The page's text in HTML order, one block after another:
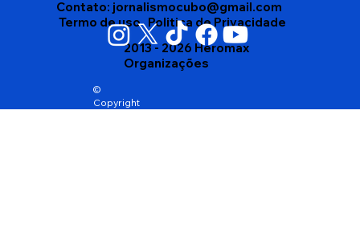
Contato: jornalismocubo@gmail.com
Termo de uso Politica de Privacidade
©
Copyright
2013 - 2026 Heromax
Organizações